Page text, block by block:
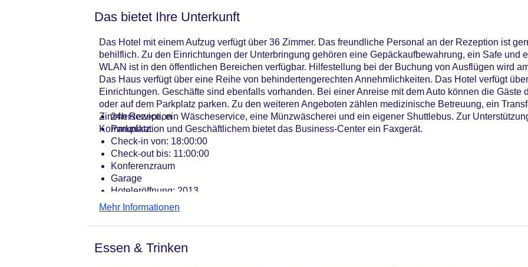
Das bietet Ihre Unterkunft
Das Hotel mit einem Aufzug verfügt über 36 Zimmer. Das freundliche Personal an der Rezeption ist
behilflich. Zu den Einrichtungen der Unterbringung gehören eine Gepäckaufbewahrung, ein Safe und
WLAN ist in den öffentlichen Bereichen verfügbar. Hilfestellung bei der Buchung von Ausflügen wird
Das Haus verfügt über eine Reihe von behindertengerechten Annehmlichkeiten. Das Hotel verfügt
Einrichtungen. Geschäfte sind ebenfalls vorhanden. Bei einer Anreise mit dem Auto können die Gäste
oder auf dem Parkplatz parken. Zu den weiteren Angeboten zählen medizinische Betreuung, ein
Zimmerservice, ein Wäscheservice, eine Münzwäscherei und ein eigener Shuttlebus. Zur
Kommunikation und Geschäftlichem bietet das Business-Center ein Faxgerät.
24h Rezeption
Parkplatz
Check-in von: 18:00:00
Check-out bis: 11:00:00
Konferenzraum
Garage
Hoteleröffnung: 2013
Hotelsafe
Lift
Anzahl der Aufzüge: 1
Mehr Informationen
Essen & Trinken